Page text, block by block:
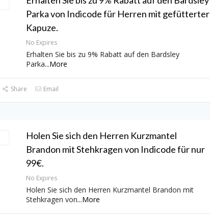
Parka von Indicode für Herren mit gefütterter
Kapuze.
No Expires
Erhalten Sie bis zu 9% Rabatt auf den Bardsley
Parka...More
Share Email
Holen Sie sich den Herren Kurzmantel
Brandon mit Stehkragen von Indicode für nur
99€.
No Expires
Holen Sie sich den Herren Kurzmantel Brandon mit
Stehkragen von...More